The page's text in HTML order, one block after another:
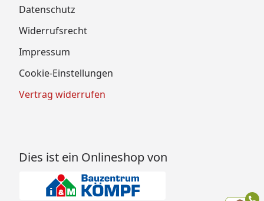
Datenschutz
Widerrufsrecht
Impressum
Cookie-Einstellungen
Vertrag widerrufen
Dies ist ein Onlineshop von